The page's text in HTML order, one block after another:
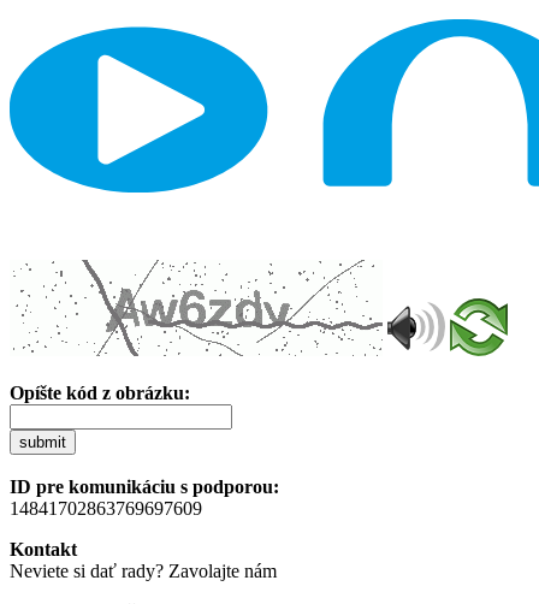
Opíšte kód z obrázku:
submit
ID pre komunikáciu s podporou:
14841702863769697609
Kontakt
Neviete si dať rady? Zavolajte nám